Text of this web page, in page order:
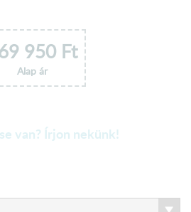
950Ft
Alap ár
van? Írjon nekünk!